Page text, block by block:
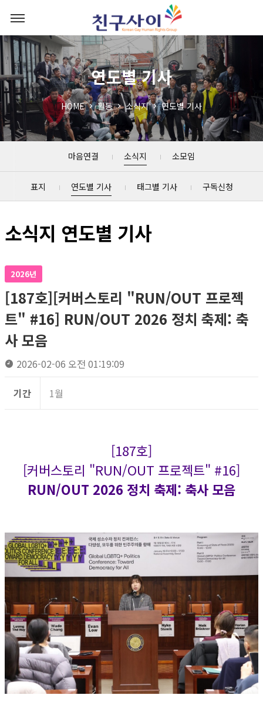
연도별 기사
HOME 활동 소식지 연도별 기사
마음연결 소식지 소모임
표지 연도별 기사 태그별 기사 구독신청
소식지 연도별 기사
2026년
[187호][커버스토리 "RUN/OUT 프로젝
트" #16] RUN/OUT 2026 정치 축제: 축
사 모음
2026-02-06 오전 01:19:09
기간 1월
[187호]
[커버스토리 "RUN/OUT 프로젝트" #16]
RUN/OUT 2026 정치 축제: 축사 모음